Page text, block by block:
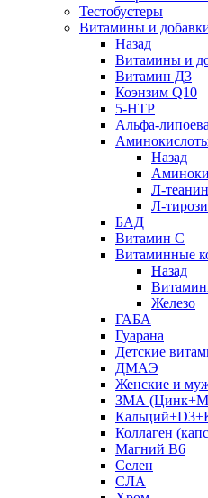
Тестобустеры
Витамины и
Назад
Витамины и
Витамин Д3
Коэнзим Q10
5-HTP
Альфа-
Назад
Л-теанин
Л-
БАД
Витамин С
Витаминные
Назад
Железо
ГАБА
Гуарана
Детские
ДМАЭ
Женские и
ЗМА
Коллаген
Магний B6
Селен
СЛА